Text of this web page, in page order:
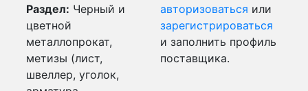
Раздел: Черный и
цветной
металлопрокат,
метизы (лист,
швеллер, уголок,
авторизоваться или
зарегистрироваться
и заполнить профиль
поставщика.